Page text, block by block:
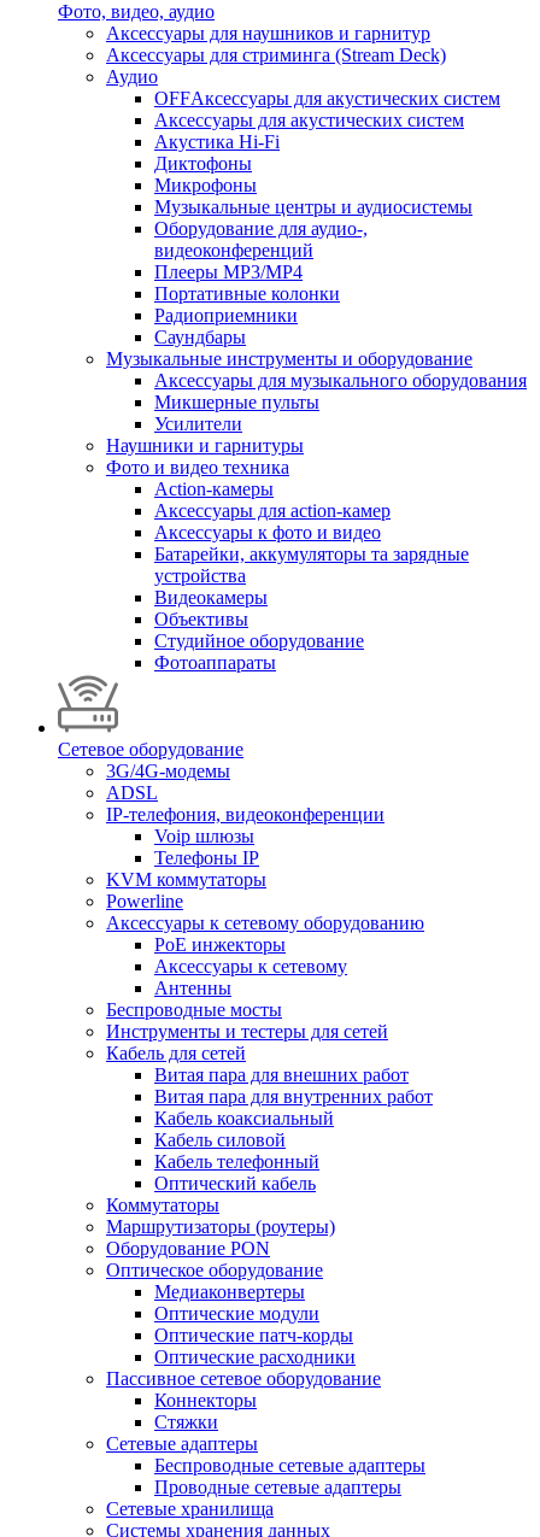
Фото, видео, аудио
Аксессуары для наушников и гарнитур
Аксессуары для стриминга (Stream Deck)
Аудио
OFFАксессуары для акустических систем
Аксессуары для акустических систем
Акустика Hi-Fi
Диктофоны
Микрофоны
Музыкальные центры и аудиосистемы
Оборудование для аудио-,
видеоконференций
Плееры MP3/MP4
Портативные колонки
Радиоприемники
Саундбары
Музыкальные инструменты и оборудование
Аксессуары для музыкального оборудования
Микшерные пульты
Усилители
Наушники и гарнитуры
Фото и видео техника
Action-камеры
Аксессуары для action-камер
Аксессуары к фото и видео
Батарейки, аккумуляторы та зарядные
устройства
Видеокамеры
Объективы
Студийное оборудование
Фотоаппараты
Сетевое оборудование
3G/4G-модемы
ADSL
IP-телефония, видеоконференции
Voip шлюзы
Телефоны IP
KVM коммутаторы
Powerline
Аксессуары к сетевому оборудованию
PoE инжекторы
Аксессуары к сетевому
Антенны
Беспроводные мосты
Инструменты и тестеры для сетей
Кабель для сетей
Витая пара для внешних работ
Витая пара для внутренних работ
Кабель коаксиальный
Кабель силовой
Кабель телефонный
Оптический кабель
Коммутаторы
Маршрутизаторы (роутеры)
Оборудование PON
Оптическое оборудование
Медиаконвертеры
Оптические модули
Оптические патч-корды
Оптические расходники
Пассивное сетевое оборудование
Коннекторы
Стяжки
Сетевые адаптеры
Беспроводные сетевые адаптеры
Проводные сетевые адаптеры
Сетевые хранилища
Системы хранения данных